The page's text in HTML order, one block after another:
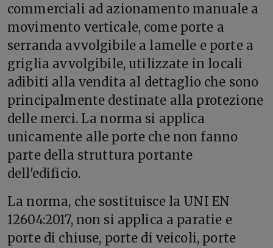
commerciali ad azionamento manuale a
movimento verticale, come porte a
serranda avvolgibile a lamelle e porte a
griglia avvolgibile, utilizzate in locali
adibiti alla vendita al dettaglio che sono
principalmente destinate alla protezione
delle merci. La norma si applica
unicamente alle porte che non fanno
parte della struttura portante
dell'edificio.
La norma, che sostituisce la UNI EN
12604:2017, non si applica a paratie e
porte di chiuse, porte di veicoli, porte